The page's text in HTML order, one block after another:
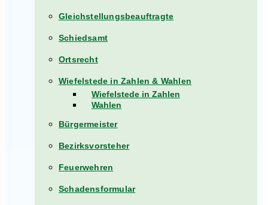
Gleichstellungsbeauftragte
Schiedsamt
Ortsrecht
Wiefelstede in Zahlen & Wahlen
Wiefelstede in Zahlen
Wahlen
Bürgermeister
Bezirksvorsteher
Feuerwehren
Schadensformular